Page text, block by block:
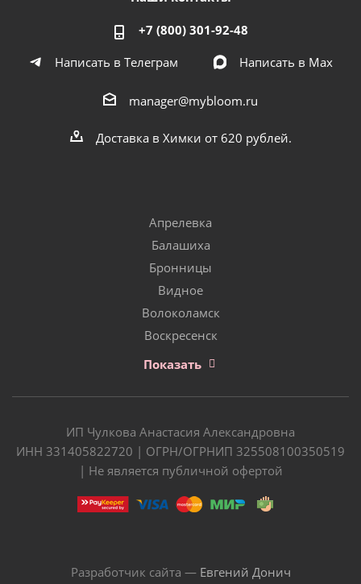
+7 (800) 301-92-48
Написать в Телеграм
Написать в Мах
manager@mybloom.ru
Доставка в Химки от 620 рублей.
Апрелевка
Балашиха
Бронницы
Видное
Волоколамск
Воскресенск
Показать
ИП Чулкова Анастасия Александровна
ИНН 331405822720 | ОГРН/ОГРНИП 325508100350519
| Не является публичной офертой
Разработчик сайта — Евгений Донич